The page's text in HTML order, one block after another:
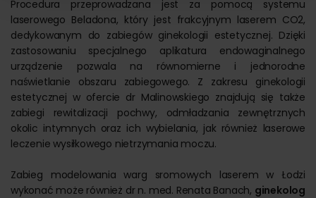
Procedura przeprowadzana jest za pomocą systemu
laserowego Beladona, który jest frakcyjnym laserem CO2,
dedykowanym do zabiegów ginekologii estetycznej. Dzięki
zastosowaniu specjalnego aplikatura endowaginalnego
urządzenie pozwala na równomierne i jednorodne
naświetlanie obszaru zabiegowego. Z zakresu ginekologii
estetycznej w ofercie dr Malinowskiego znajdują się także
zabiegi rewitalizacji pochwy, odmładzania zewnętrznych
okolic intymnych oraz ich wybielania, jak również laserowe
leczenie wysiłkowego nietrzymania moczu.
Zabieg modelowania warg sromowych laserem w Łodzi
wykonać może również dr n. med. Renata Banach, ginekolog